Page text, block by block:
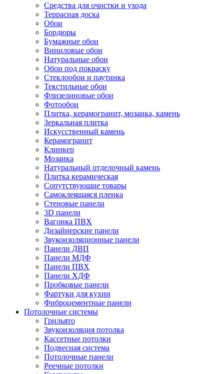
Средства для очистки и ухода
Террасная доска
Обои
Бордюры
Бумажные обои
Виниловые обои
Натуральные обои
Обои под покраску
Стеклообои и паутинка
Текстильные обои
Флизелиновые обои
Фотообои
Плитка, керамогранит, мозаика, камень
Зеркальная плитка
Искусственный камень
Керамогранит
Клинкер
Мозаика
Натуральный отделочный камень
Плитка керамическая
Сопутствующие товары
Самоклеящаяся пленка
Стеновые панели
3D панели
Вагонка ПВХ
Дизайнерские панели
Звукоизоляционные панели
Панели ДВП
Панели МДФ
Панели ПВХ
Панели ХДФ
Пробковые панели
Фартуки для кухни
Фиброцементные панели
Потолочные системы
Грильято
Звукоизоляция потолка
Кассетные потолки
Подвесная система
Потолочные панели
Реечные потолки